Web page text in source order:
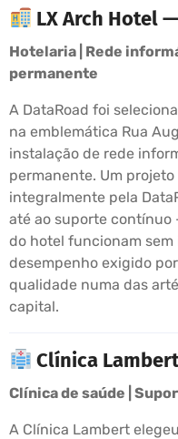
LX Arch Hotel
Hotelaria | Rede
permanente
A DataRoad foi
na emblemática Rua
instalação de rede
permanente. Um
integralmente pela
até ao suporte contínuo
do hotel funcionam
desempenho exigido
qualidade numa das
capital.
Clínica
Clínica de saúde |
A Clínica Lambert